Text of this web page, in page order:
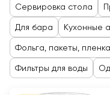
Сервировка стола
Для бара Кухонные
Фольга, пакеты, пленка
Фильтры для воды